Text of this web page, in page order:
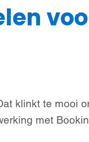
klinkt te mooi
met